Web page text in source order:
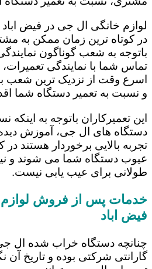
لوازم خانگی ال جی در فیض
در کوتاه ترین زمان ممکن به
باتوجه به شعب گوناگون
تماس شما با نمایندگی
اسرع وقت از نزدیک ترین شعب
و نسبت به تعمیر دستگاه شما
این تعمیرکاران باتوجه به اینکه
دستگاه های ال جی، آموزش دیده
تجربه بالایی برخوردار هستند در
عیوب دستگاه شما می شوند و
طولانی برای عیب یابی نیست.
خدمات پس از فروش لوازم
فیض اباد
چنانچه دستگاه خراب شده ال
گارانتی شرکتی بوده و تاریخ